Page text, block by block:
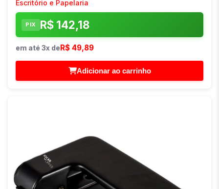
Escritório e Papelaria
PIX R$ 142,18
em até 3x de R$ 49,89
Adicionar ao carrinho